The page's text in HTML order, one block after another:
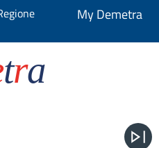
My Demetra
tra